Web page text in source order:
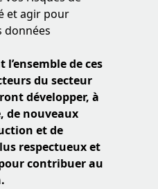
et agir pour
données
l’ensemble de ces
du secteur
développer, à
de nouveaux
et de
respectueux et
contribuer au